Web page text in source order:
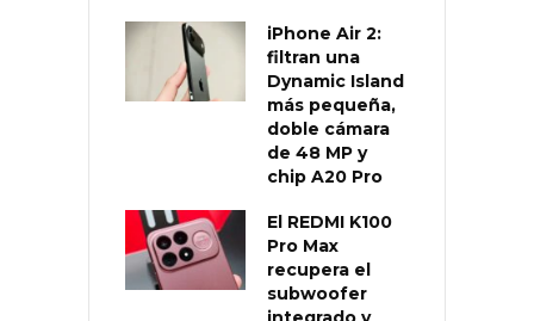
iPhone Air 2:
filtran una
Dynamic Island
más pequeña,
doble cámara
de 48 MP y
chip A20 Pro
El REDMI K100
Pro Max
recupera el
subwoofer